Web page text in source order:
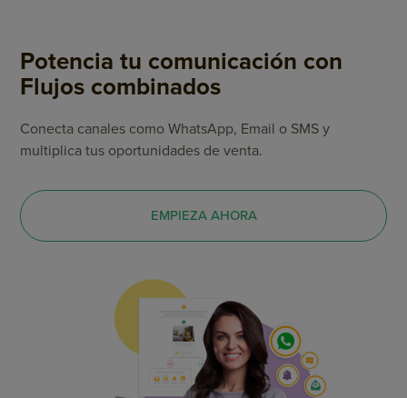
Potencia tu comunicación con
Flujos combinados
Conecta canales como WhatsApp, Email o SMS y
multiplica tus oportunidades de venta.
EMPIEZA AHORA